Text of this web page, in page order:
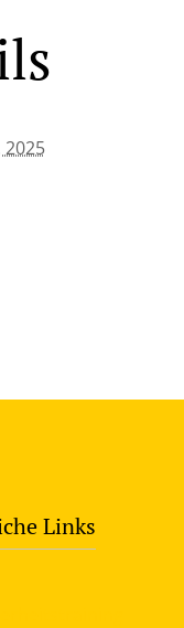
Links